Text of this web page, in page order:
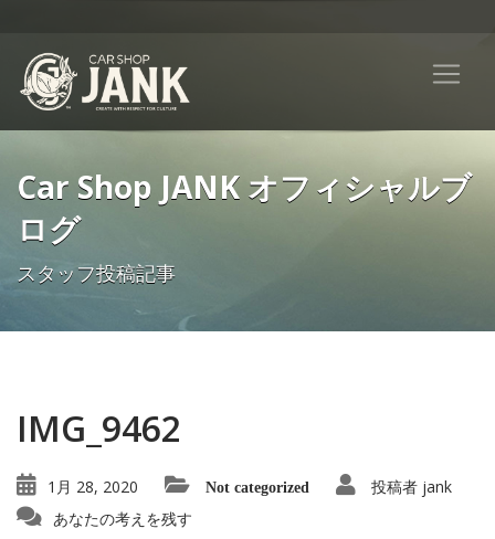
Car Shop JANK オフィシャルブ
ログ
スタッフ投稿記事
IMG_9462
1月 28, 2020 Not categorized 投稿者 jank
あなたの考えを残す